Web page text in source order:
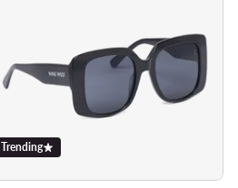
Trending